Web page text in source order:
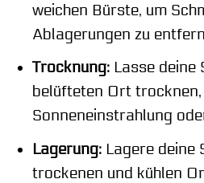
weichen Bürste, um
Ablagerungen zu
Trocknung:Lasse deine
belüfteten Ort
Sonneneinstrahlung
Lagerung:Lagere deine
trockenen und kühlen